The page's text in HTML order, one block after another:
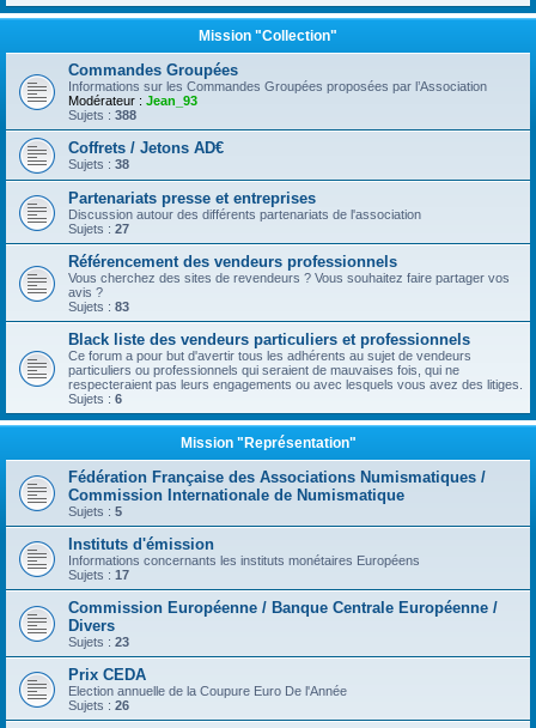
Mission "Collection"
Commandes Groupées
Informations sur les Commandes Groupées proposées par l’Association
Modérateur : Jean_93
Sujets : 388
Coffrets / Jetons AD€
Sujets : 38
Partenariats presse et entreprises
Discussion autour des différents partenariats de l'association
Sujets : 27
Référencement des vendeurs professionnels
Vous cherchez des sites de revendeurs ? Vous souhaitez faire partager vos
avis ?
Sujets : 83
Black liste des vendeurs particuliers et professionnels
Ce forum a pour but d'avertir tous les adhérents au sujet de vendeurs
particuliers ou professionnels qui seraient de mauvaises fois, qui ne
respecteraient pas leurs engagements ou avec lesquels vous avez des litiges.
Sujets : 6
Mission "Représentation"
Fédération Française des Associations Numismatiques /
Commission Internationale de Numismatique
Sujets : 5
Instituts d'émission
Informations concernants les instituts monétaires Européens
Sujets : 17
Commission Européenne / Banque Centrale Européenne /
Divers
Sujets : 23
Prix CEDA
Election annuelle de la Coupure Euro De l'Année
Sujets : 26